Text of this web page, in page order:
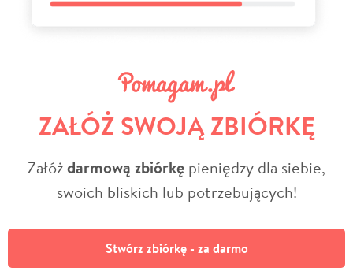
ZAŁÓŻ SWOJĄ ZBIÓRKĘ
Załóżdarmową zbiórkę pieniędzy dla siebie,
swoich bliskich lub potrzebujących!
Stwórz zbiórkę - za darmo